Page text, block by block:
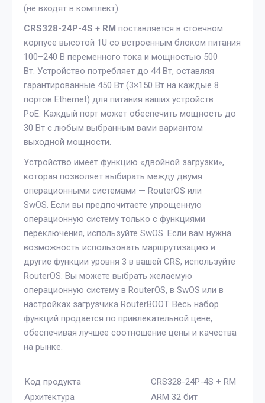
(не входят в комплект).
CRS328-24P-4S + RM поставляется в стоечном
корпусе высотой 1U со встроенным блоком питания
100–240 В переменного тока и мощностью 500
Вт. Устройство потребляет до 44 Вт, оставляя
гарантированные 450 Вт (3×150 Вт на каждые 8 ​​
портов Ethernet) для питания ваших устройств
PoE. Каждый порт может обеспечить мощность до
30 Вт с любым выбранным вами вариантом
выходной мощности.
Устройство имеет функцию «двойной загрузки»,
которая позволяет выбирать между двумя
операционными системами — RouterOS или
SwOS. Если вы предпочитаете упрощенную
операционную систему только с функциями
переключения, используйте SwOS. Если вам нужна
возможность использовать маршрутизацию и
другие функции уровня 3 в вашей CRS, используйте
RouterOS. Вы можете выбрать желаемую
операционную систему в RouterOS, в SwOS или в
настройках загрузчика RouterBOOT. Весь набор
функций продается по привлекательной цене,
обеспечивая лучшее соотношение цены и качества
на рынке.
Код продукта
CRS328-24P-4S + RM
Архитектура
ARM 32 бит